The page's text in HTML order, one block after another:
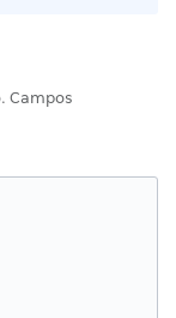
Campos